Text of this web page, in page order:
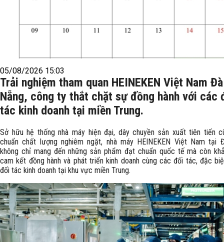
05/08/2026 15:03
Trải nghiệm tham quan HEINEKEN Việt Nam Đà
Nẵng, công ty thắt chặt sự đồng hành với các
tác kinh doanh tại miền Trung.
Sở hữu hệ thống nhà máy hiện đại, dây chuyền sản xuất tiên tiến
chuẩn chất lượng nghiêm ngặt, nhà máy HEINEKEN Việt Nam tại
không chỉ mang đến những sản phẩm đạt chuẩn quốc tế mà còn
cam kết đồng hành và phát triển kinh doanh cùng các đối tác, đặc
đối tác kinh doanh tại khu vực miền Trung.